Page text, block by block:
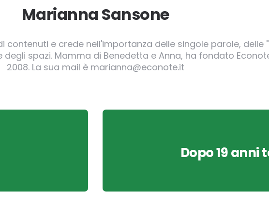
Marianna Sansone
contenuti e crede nell'importanza delle singole parole, delle
degli spazi. Mamma di Benedetta e Anna, ha fondato
2008. La sua mail è marianna@econote.it
Dopo 19